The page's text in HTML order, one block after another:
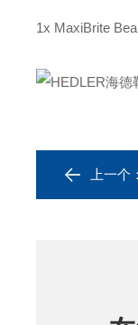
1x MaxiBrite
上一个：